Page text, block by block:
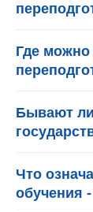
Где
Бывают
Что
обучения